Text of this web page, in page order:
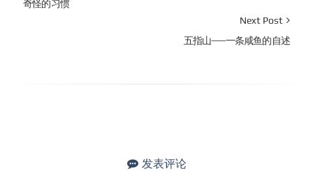
奇怪的习惯
Next Post
五指山——一条咸鱼的自述
发表评论